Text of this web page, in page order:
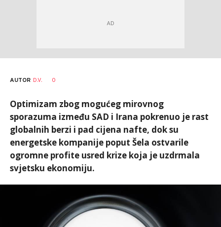
AUTOR D.V. 0
Optimizam zbog mogućeg mirovnog
sporazuma između SAD i Irana pokrenuo je rast
globalnih berzi i pad cijena nafte, dok su
energetske kompanije poput Šela ostvarile
ogromne profite usred krize koja je uzdrmala
svjetsku ekonomiju.